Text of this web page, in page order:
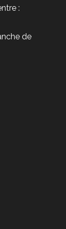
:
de